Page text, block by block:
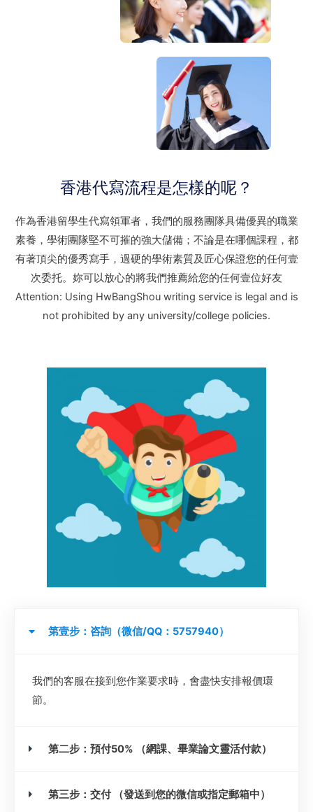
香港代寫流程是怎樣的呢？
作為香港留學生代寫領軍者，我們的服務團隊具備優異的職業
素養，學術團隊堅不可摧的強大儲備；不論是在哪個課程，都
有著頂尖的優秀寫手，過硬的學術素質及匠心保證您的任何壹
次委托。妳可以放心的將我們推薦給您的任何壹位好友
Attention: Using HwBangShou writing service is legal and is
not prohibited by any university/college policies.
第壹步：咨詢（微信/QQ：5757940）
我們的客服在接到您作業要求時，會盡快安排報價環
節。
第二步：預付50% （網課、畢業論文靈活付款）
第三步：交付 （發送到您的微信或指定郵箱中）